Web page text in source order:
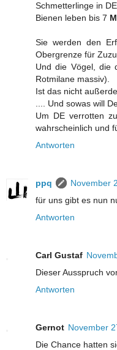
Schmetterlinge in
Bienen leben bis 7
Sie werden den
Obergrenze für
Und die Vögel, die
Rotmilane massiv).
Ist das nicht
.... Und sowas will
Um DE verrotten
wahrscheinlich und
Antworten
ppq
November
für uns gibt es nun
Antworten
Carl Gustaf
Dieser Ausspruch
Antworten
Gernot November
Die Chance hatten